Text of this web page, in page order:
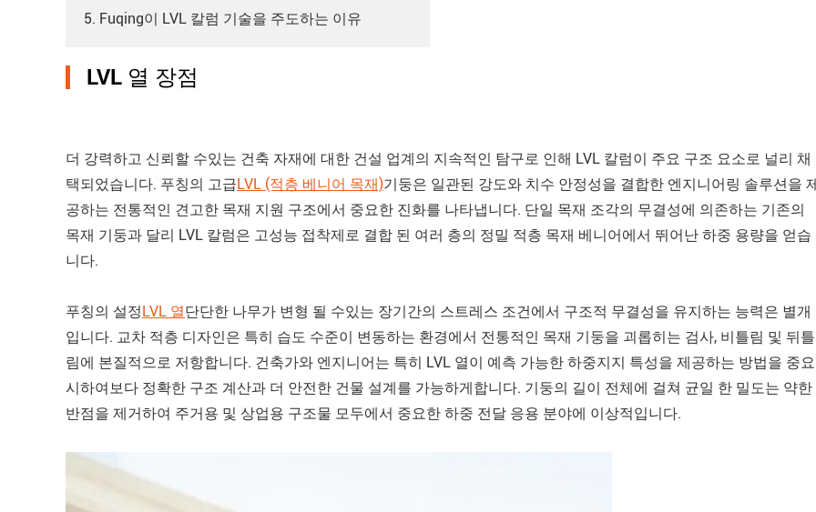
5. Fuqing이 LVL 칼럼 기술을 주도하는 이유
LVL 열 장점
더 강력하고 신뢰할 수있는 건축 자재에 대한 건설 업계의 지속적인 탐구로 인해 LVL 칼럼이 주요 구조 요소로 널리 채
택되었습니다. 푸칭의 고급LVL (적층 베니어 목재)기둥은 일관된 강도와 치수 안정성을 결합한 엔지니어링 솔루션을
공하는 전통적인 견고한 목재 지원 구조에서 중요한 진화를 나타냅니다. 단일 목재 조각의 무결성에 의존하는 기존의
목재 기둥과 달리 LVL 칼럼은 고성능 접착제로 결합 된 여러 층의 정밀 적층 목재 베니어에서 뛰어난 하중 용량을 얻습
니다.
푸칭의 설정LVL 열단단한 나무가 변형 될 수있는 장기간의 스트레스 조건에서 구조적 무결성을 유지하는 능력은 별개
입니다. 교차 적층 디자인은 특히 습도 수준이 변동하는 환경에서 전통적인 목재 기둥을 괴롭히는 검사, 비틀림 및 뒤틀
림에 본질적으로 저항합니다. 건축가와 엔지니어는 특히 LVL 열이 예측 가능한 하중지지 특성을 제공하는 방법을 중요
시하여보다 정확한 구조 계산과 더 안전한 건물 설계를 가능하게합니다. 기둥의 길이 전체에 걸쳐 균일 한 밀도는 약한
반점을 제거하여 주거용 및 상업용 구조물 모두에서 중요한 하중 전달 응용 분야에 이상적입니다.